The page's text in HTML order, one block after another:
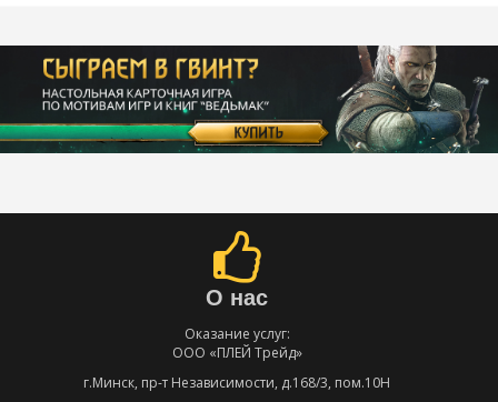
О нас
Оказание услуг:
ООО «ПЛЕЙ Трейд»
г.Минск, пр-т Независимости, д.168/3, пом.10Н